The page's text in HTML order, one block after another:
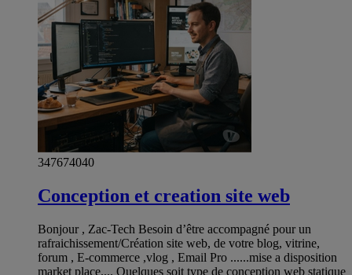
347674040
Conception et creation site web
Bonjour , Zac-Tech Besoin d’être accompagné pour un
rafraichissement/Création site web, de votre blog, vitrine,
forum , E-commerce ,vlog , Email Pro ......mise a disposition
market place.... Quelques soit type de conception web statique